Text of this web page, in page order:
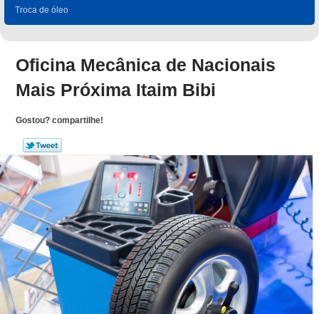
Troca de óleo
Oficina Mecânica de Nacionais
Mais Próxima Itaim Bibi
Gostou? compartilhe!